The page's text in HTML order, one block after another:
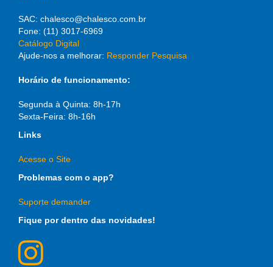
SAC: chalesco@chalesco.com.br
Fone: (11) 3017-6969
Catálogo Digital
Ajude-nos a melhorar: Responder Pesquisa
Horário de funcionamento:
Segunda à Quinta: 8h-17h
Sexta-Feira: 8h-16h
Links
Acesse o Site
Problemas com o app?
Suporte demander
Fique por dentro das novidades!